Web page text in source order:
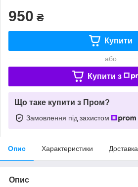
950 ₴
Купити
або
Купити з
Що таке купити з Пром?
Замовлення під захистом
Опис Характеристики Доставка
Опис